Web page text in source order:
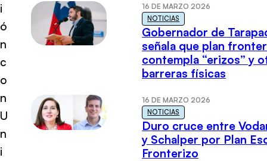
i
ó
n
c
o
n
U
n
i
16 DE MARZO 2026
NOTICIAS
Gobernador de
señala que plan
contempla “erizos” y
barreras físicas
16 DE MARZO 2026
NOTICIAS
Duro cruce entre
y Schalper por Plan
Fronterizo